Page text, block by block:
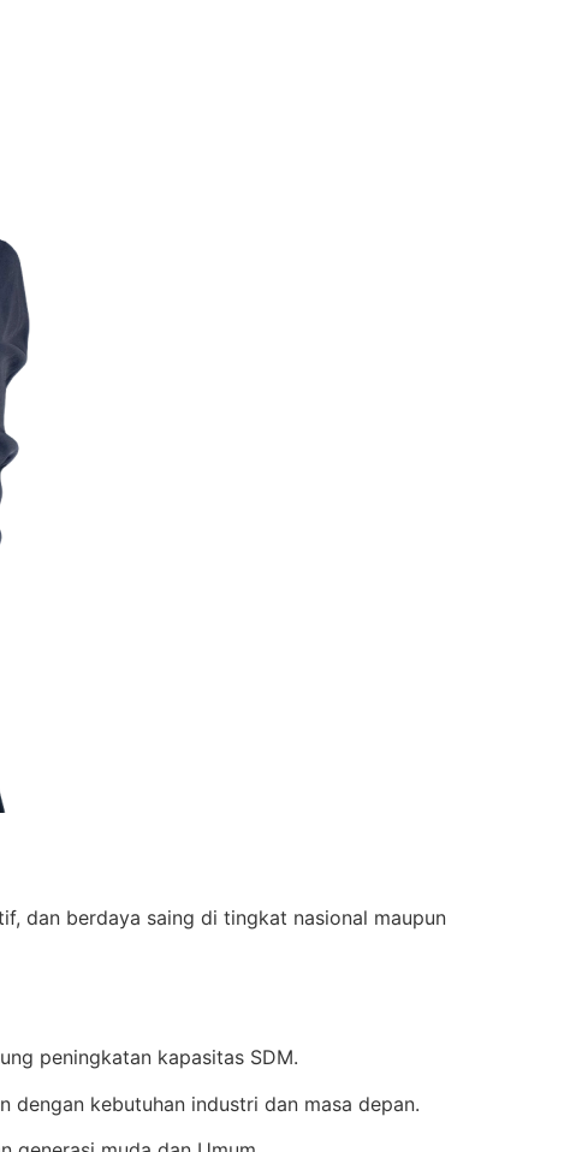
dan berdaya saing di tingkat nasional maupun
peningkatan kapasitas SDM.
dengan kebutuhan industri dan masa depan.